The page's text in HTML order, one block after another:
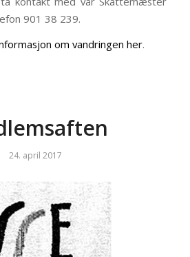
901 38 239.
om vandringen her.
24. april 2017